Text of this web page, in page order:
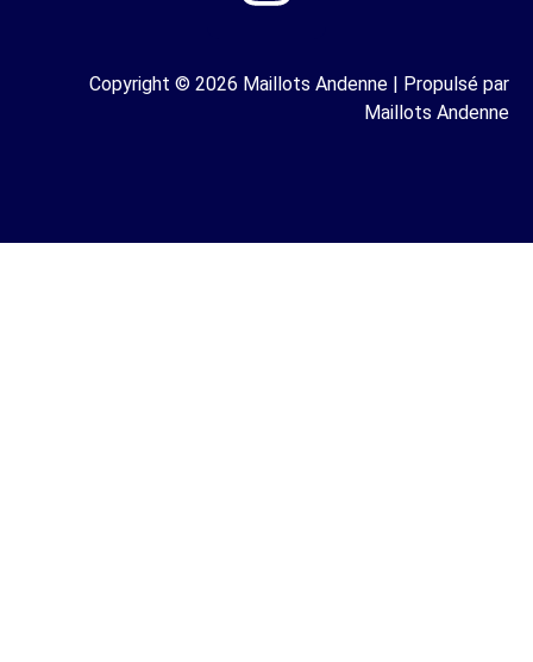
Copyright © 2026 Maillots Andenne | Propulsé par
Maillots Andenne